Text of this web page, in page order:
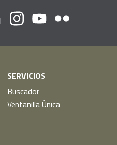
SERVICIOS
Buscador
Ventanilla Única